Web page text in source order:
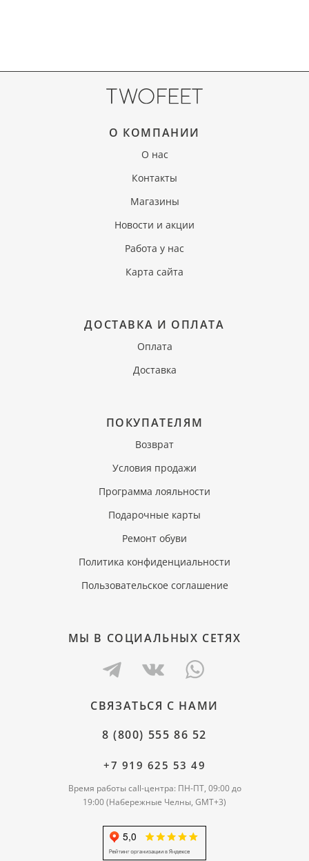
О КОМПАНИИ
О нас
Контакты
Магазины
Новости и акции
Работа у нас
Карта сайта
ДОСТАВКА И ОПЛАТА
Оплата
Доставка
ПОКУПАТЕЛЯМ
Возврат
Условия продажи
Программа лояльности
Подарочные карты
Ремонт обуви
Политика конфиденциальности
Пользовательское соглашение
МЫ В СОЦИАЛЬНЫХ СЕТЯХ
СВЯЗАТЬСЯ С НАМИ
8 (800) 555 86 52
+7 919 625 53 49
Время работы call-центра: ПН-ПТ, 09:00 до
19:00 (Набережные Челны, GMT+3)